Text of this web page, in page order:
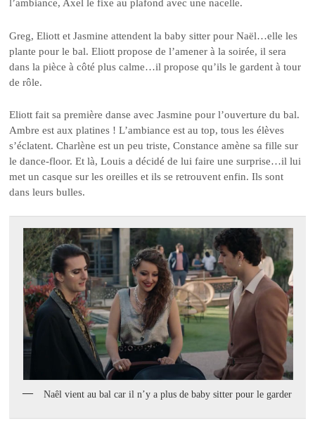
l’ambiance, Axel le fixe au plafond avec une nacelle.
Greg, Eliott et Jasmine attendent la baby sitter pour Naël…elle les
plante pour le bal. Eliott propose de l’amener à la soirée, il sera
dans la pièce à côté plus calme…il propose qu’ils le gardent à tour
de rôle.
Eliott fait sa première danse avec Jasmine pour l’ouverture du bal.
Ambre est aux platines ! L’ambiance est au top, tous les élèves
s’éclatent. Charlène est un peu triste, Constance amène sa fille sur
le dance-floor. Et là, Louis a décidé de lui faire une surprise…il lui
met un casque sur les oreilles et ils se retrouvent enfin. Ils sont
dans leurs bulles.
Naêl vient au bal car il n’y a plus de baby sitter pour le garder